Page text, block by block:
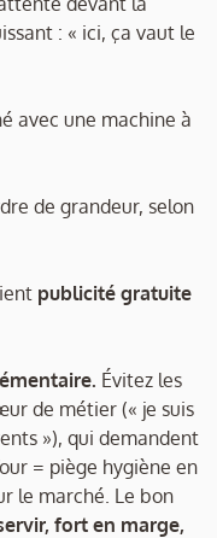
: « ici, ça vaut le
avec une machine à
de grandeur, selon
publicité gratuite
Évitez les
de métier (« je suis
»), qui demandent
= piège hygiène en
le marché. Le bon
fort en marge,